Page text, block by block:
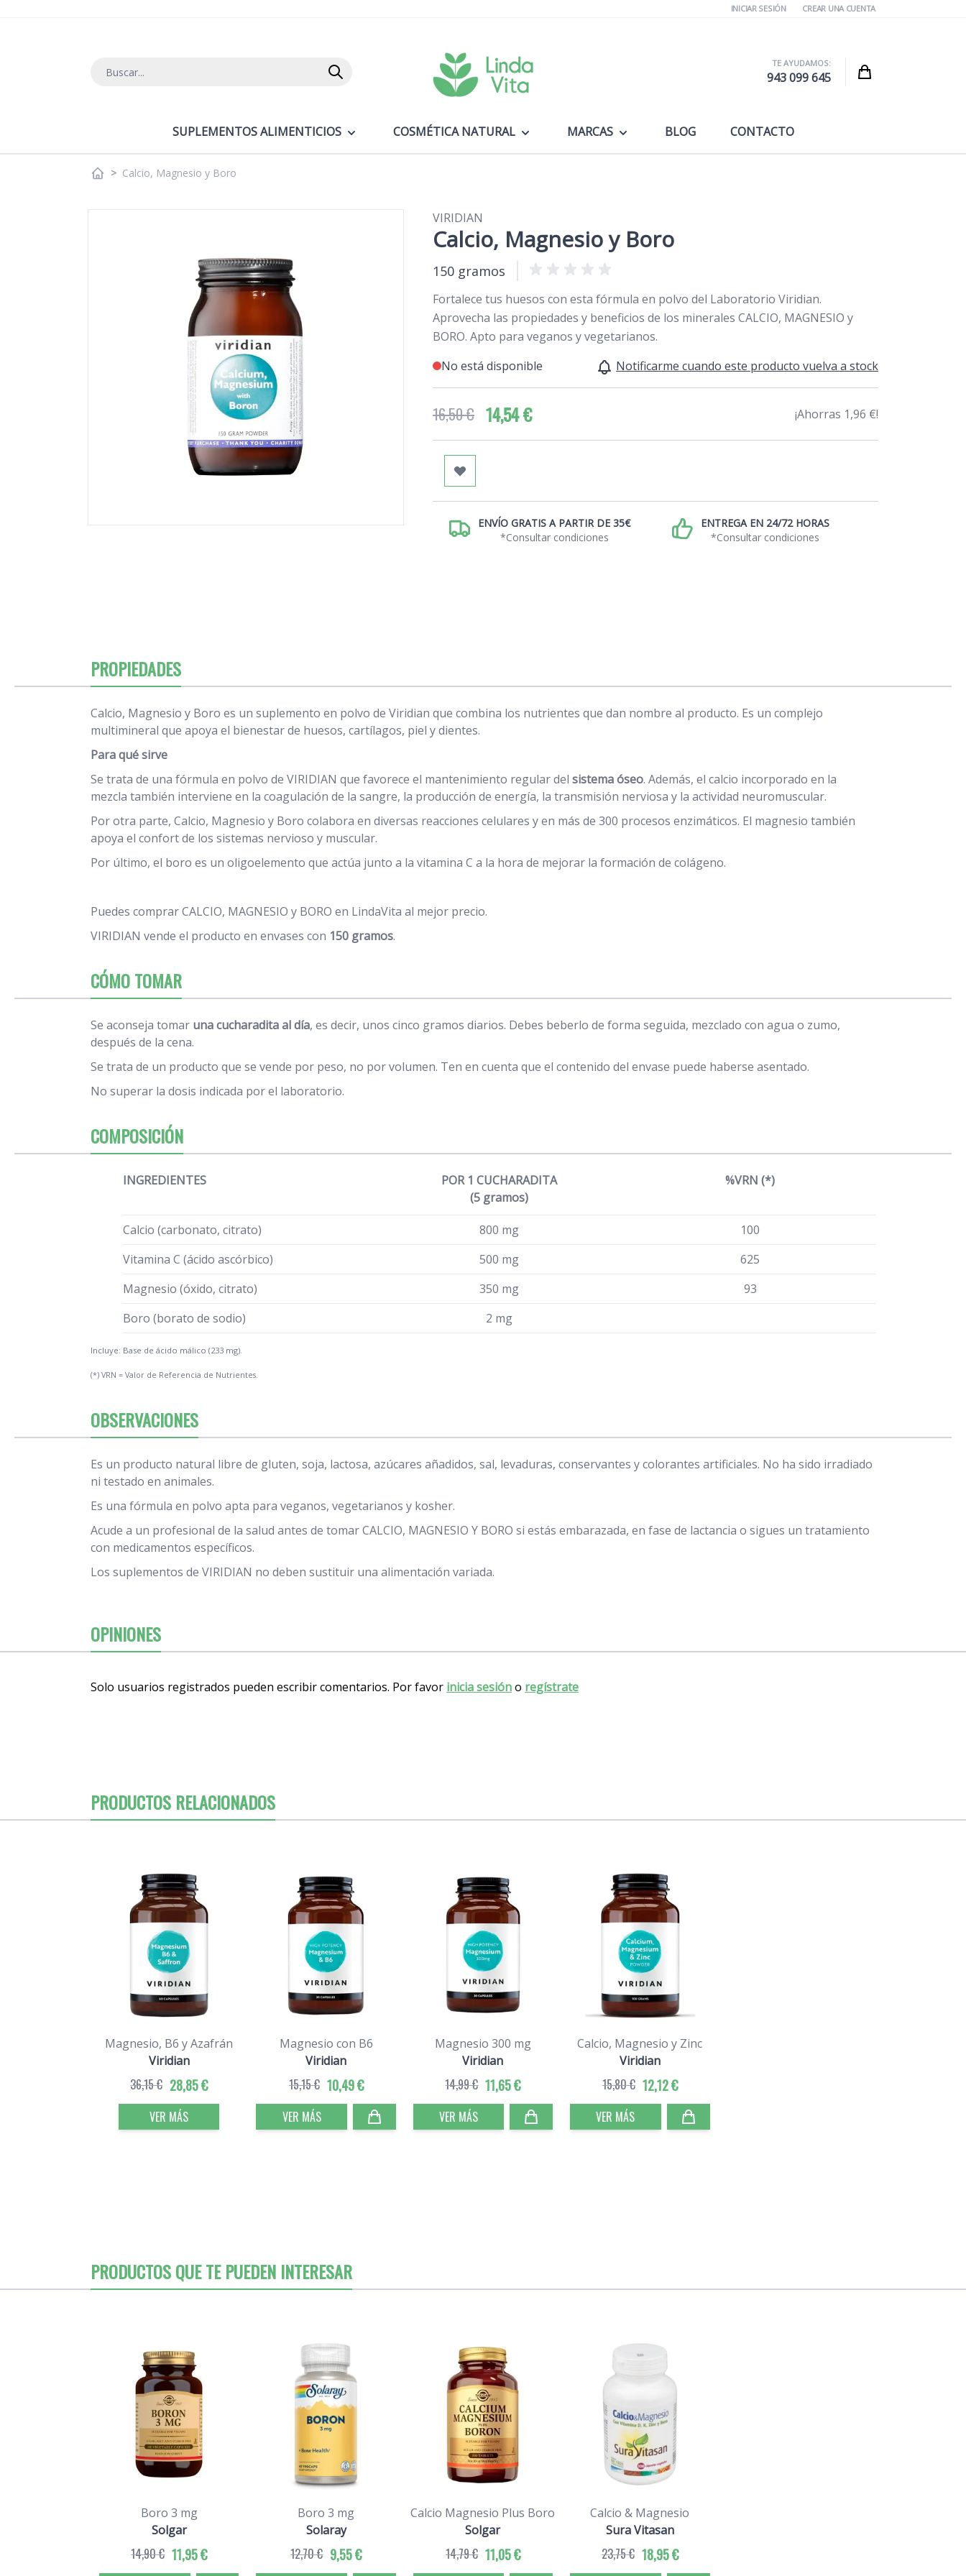
INICIAR SESIÓN CREAR UNA CUENTA
Buscar
TE AYUDAMOS:
943 099 645 Cart
SUPLEMENTOS ALIMENTICIOS COSMÉTICA NATURAL MARCAS BLOG CONTACTO
> Calcio, Magnesio y Boro
VIRIDIAN
Calcio, Magnesio y Boro
150 gramos
Fortalece tus huesos con esta fórmula en polvo del Laboratorio Viridian.
Aprovecha las propiedades y beneficios de los minerales CALCIO, MAGNESIO y
BORO. Apto para veganos y vegetarianos.
No está disponible
Notificarme cuando este producto vuelva a stock
16,50 € 14,54 € ¡Ahorras 1,96 €!
ENVÍO GRATIS A PARTIR DE 35€
*Consultar condiciones
ENTREGA EN 24/72 HORAS
*Consultar condiciones
PROPIEDADES
Calcio, Magnesio y Boro es un suplemento en polvo de Viridian que combina los nutrientes que dan nombre al producto. Es un complejo
multimineral que apoya el bienestar de huesos, cartílagos, piel y dientes.
Para qué sirve
Se trata de una fórmula en polvo de VIRIDIAN que favorece el mantenimiento regular del sistema óseo. Además, el calcio incorporado en la
mezcla también interviene en la coagulación de la sangre, la producción de energía, la transmisión nerviosa y la actividad neuromuscular.
Por otra parte, Calcio, Magnesio y Boro colabora en diversas reacciones celulares y en más de 300 procesos enzimáticos. El magnesio también
apoya el confort de los sistemas nervioso y muscular.
Por último, el boro es un oligoelemento que actúa junto a la vitamina C a la hora de mejorar la formación de colágeno.
Puedes comprar CALCIO, MAGNESIO y BORO en LindaVita al mejor precio.
VIRIDIAN vende el producto en envases con 150 gramos.
CÓMO TOMAR
Se aconseja tomar una cucharadita al día, es decir, unos cinco gramos diarios. Debes beberlo de forma seguida, mezclado con agua o zumo,
después de la cena.
Se trata de un producto que se vende por peso, no por volumen. Ten en cuenta que el contenido del envase puede haberse asentado.
No superar la dosis indicada por el laboratorio.
COMPOSICIÓN
INGREDIENTES
POR 1 CUCHARADITA
(5 gramos)
%VRN (*)
Calcio (carbonato, citrato) 800 mg
100
Vitamina C (ácido ascórbico)
500 mg
625
Magnesio (óxido, citrato)
350 mg
93
Boro (borato de sodio)
2 mg
Incluye: Base de ácido málico (233 mg).
(*) VRN = Valor de Referencia de Nutrientes.
OBSERVACIONES
Es un producto natural libre de gluten, soja, lactosa, azúcares añadidos, sal, levaduras, conservantes y colorantes artificiales. No ha sido irradiado
ni testado en animales.
Es una fórmula en polvo apta para veganos, vegetarianos y kosher.
Acude a un profesional de la salud antes de tomar CALCIO, MAGNESIO Y BORO si estás embarazada, en fase de lactancia o sigues un tratamiento
con medicamentos específicos.
Los suplementos de VIRIDIAN no deben sustituir una alimentación variada.
OPINIONES
Solo usuarios registrados pueden escribir comentarios. Por favor inicia sesióno regístrate
PRODUCTOS RELACIONADOS
Magnesio, B6 y Azafrán
Viridian
28,85 €
36,15 €
VER MÁS
Magnesio con B6
Viridian
10,49 €
15,15 €
VER MÁS
Magnesio 300 mg
Viridian
11,65 €
14,99 €
VER MÁS
Calcio, Magnesio y Zinc
Viridian
12,12 €
15,80 €
VER MÁS
PRODUCTOS QUE TE PUEDEN INTERESAR
Boro 3 mg
Solgar
11,95 €
14,90 €
Boro 3 mg
Solaray
9,55 €
12,70 €
Calcio Magnesio Plus Boro
Solgar
11,05 €
14,79 €
Calcio & Magnesio
Sura Vitasan
18,95 €
23,75 €